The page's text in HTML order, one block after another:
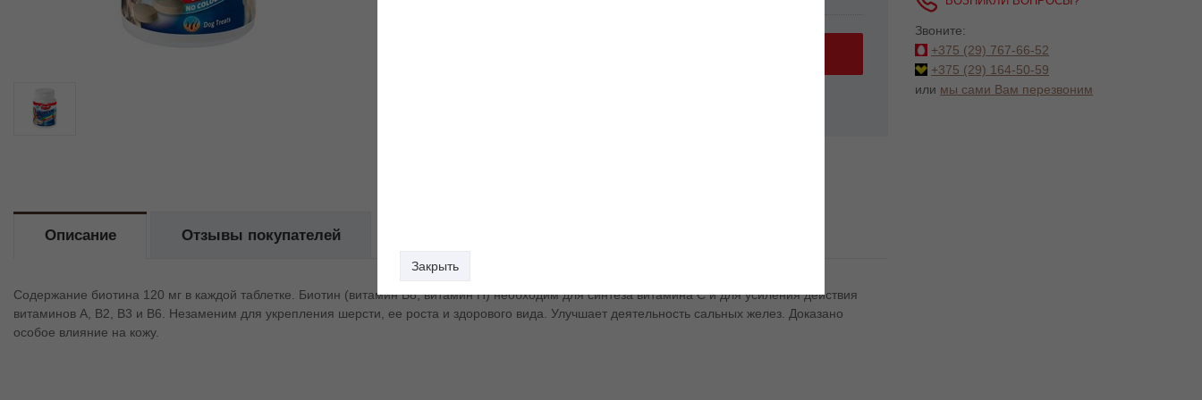
Закрыть
Описание
Содержание биотина 120 мг в каждой таблетке. Биотин (витамин В8, витамин Н) необходим для синтеза витамина С и для усиления действия
витаминов А, В2, В3 и В6. Незаменим для укрепления шерсти, ее роста и здорового вида. Улучшает деятельность сальных желез. Доказано
особое влияние на кожу.
Отзывы покупателей
Звоните:
+375 (29) 767-66-52
+375 (29) 164-50-59
или мы сами Вам перезвоним